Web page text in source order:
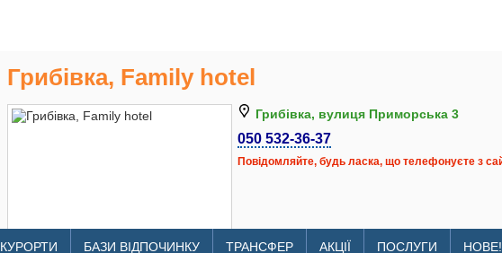
КУРОРТИ БАЗИ ВІДПОЧИНКУ ТРАНСФЕР АКЦІЇ ПОСЛУГИ НОВЕ!
Грибівка, Family hotel
Грибівка, вулиця Приморська 3
050 532-36-37
Повідомляйте, будь ласка, що телефонуєте з
litomore.com.ua/hotels/grybivka-